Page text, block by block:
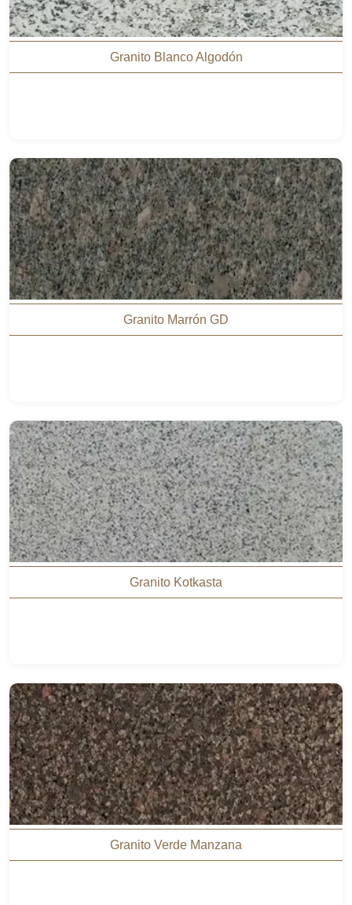
Granito Blanco Algodón
Granito Marrón GD
Granito Kotkasta
Granito Verde Manzana